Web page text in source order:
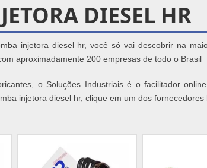
DIESEL HR
injetora diesel hr, você só vai descobrir na
aproximadamente 200 empresas de todo o Brasil
o Soluções Industriais é o facilitador
injetora diesel hr, clique em um dos fornecedores